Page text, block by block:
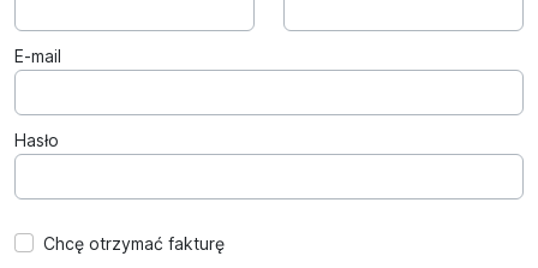
E-mail
Hasło
Chcę otrzymać fakturę